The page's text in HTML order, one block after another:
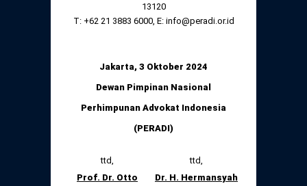
13120
T: +62 21 3883 6000, E: info@peradi.or.id
Jakarta, 3 Oktober 2024
Dewan Pimpinan Nasional
Perhimpunan Advokat Indonesia
(PERADI)
ttd,
ttd,
Prof. Dr. Otto
Dr. H. Hermansyah